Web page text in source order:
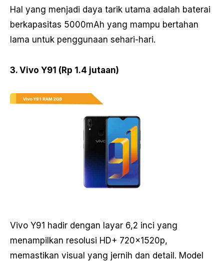
Hal yang menjadi daya tarik utama adalah baterai
berkapasitas 5000mAh yang mampu bertahan
lama untuk penggunaan sehari-hari.
3. Vivo Y91 (Rp 1.4 jutaan)
Vivo Y91 hadir dengan layar 6,2 inci yang
menampilkan resolusi HD+ 720x1520p,
memastikan visual yang jernih dan detail. Model